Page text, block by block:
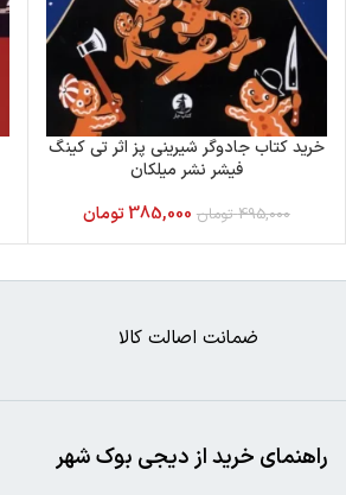
خرید کتاب جادوگر شیرینی پز اثر تی کینگ
فیشر نشر میلکان
495,000 تومان 385,000تومان
ضمانت اصالت کالا
راهنمای خرید از دیجی بوک شهر